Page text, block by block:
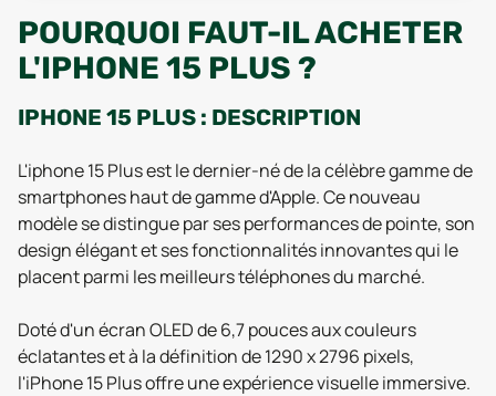
POURQUOI FAUT-IL ACHETER
L'IPHONE 15 PLUS ?
IPHONE 15 PLUS : DESCRIPTION
L'iphone 15 Plus est le dernier-né de la célèbre gamme de
smartphones haut de gamme d'Apple. Ce nouveau
modèle se distingue par ses performances de pointe, son
design élégant et ses fonctionnalités innovantes qui le
placent parmi les meilleurs téléphones du marché.
Doté d'un écran OLED de 6,7 pouces aux couleurs
éclatantes et à la définition de 1290 x 2796 pixels,
l'iPhone 15 Plus offre une expérience visuelle immersive.